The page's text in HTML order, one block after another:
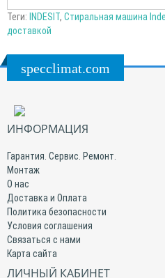
Теги: INDESIT, Стиральная машина
доставкой
specclimat.com
ИНФОРМАЦИЯ
Гарантия. Сервис. Ремонт.
Монтаж
О нас
Доставка и Оплата
Политика безопасности
Условия соглашения
Связаться с нами
Карта сайта
ЛИЧНЫЙ КАБИНЕТ